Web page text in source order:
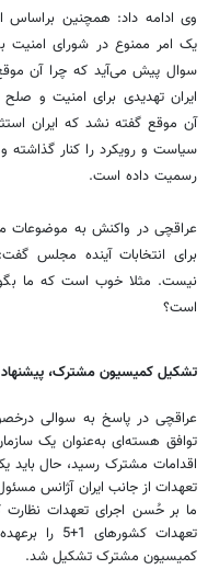
وی ادامه داد: همچنین براساس
یک امر ممنوع در شورای امنیت
سوال پیش می‌آید که چرا آن
ایران تهدیدی برای امنیت و
آن موقع گفته نشد که ایران
سیاست و رویکرد را کنار گذاشته
رسمیت داده است.
عراقچی در واکنش به موضوعات
برای انتخابات آینده مجلس
نیست. مثلا خوب است که ما
است؟
تشکیل کمیسیون مشترک، پیشنهاد
عراقچی در پاسخ به سوالی
اقدامات مشترک رسید، حال باید
تعهدات از جانب ایران آژانس
ما بر حُسن اجرای تعهدات نظارت
تعهدات
کمیسیون مشترک تشکیل شد.